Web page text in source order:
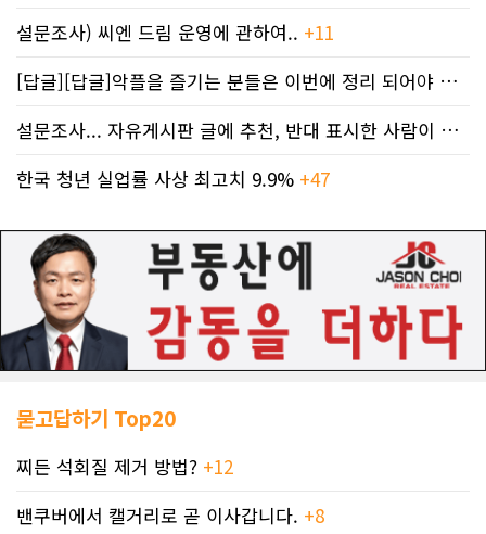
설문조사) 씨엔 드림 운영에 관하여.. +11
[답글][답글]악플을 즐기는 분들은 이번에 정리 되어야 합니다.
설문조사... 자유게시판 글에 추천, 반대 표시한 사람이 누구인지 명단..
한국 청년 실업률 사상 최고치 9.9% +47
묻고답하기 Top20
찌든 석회질 제거 방법? +12
밴쿠버에서 캘거리로 곧 이사갑니다. +8